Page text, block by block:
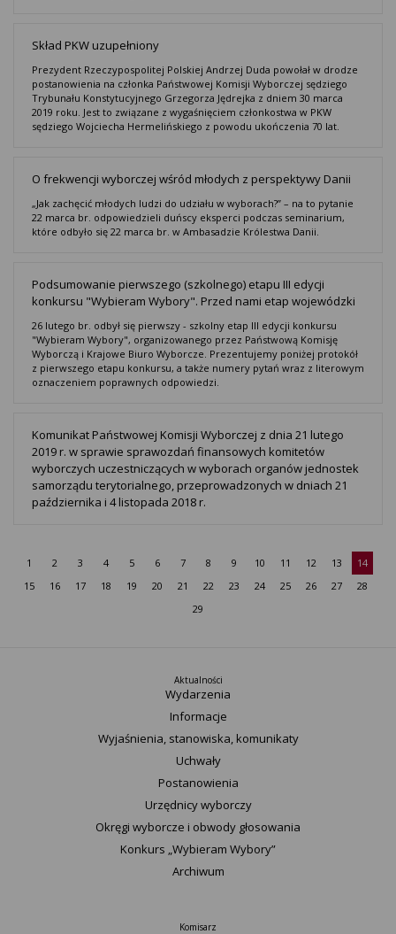
Skład PKW uzupełniony
Prezydent Rzeczypospolitej Polskiej Andrzej Duda powołał w drodze
postanowienia na członka Państwowej Komisji Wyborczej sędziego
Trybunału Konstytucyjnego Grzegorza Jędrejka z dniem 30 marca
2019 roku. Jest to związane z wygaśnięciem członkostwa w PKW
sędziego Wojciecha Hermelińskiego z powodu ukończenia 70 lat.
O frekwencji wyborczej wśród młodych z perspektywy Danii
„Jak zachęcić młodych ludzi do udziału w wyborach?” – na to pytanie
22 marca br. odpowiedzieli duńscy eksperci podczas seminarium,
które odbyło się 22 marca br. w Ambasadzie Królestwa Danii.
Podsumowanie pierwszego (szkolnego) etapu III edycji
konkursu "Wybieram Wybory". Przed nami etap wojewódzki
26 lutego br. odbył się pierwszy - szkolny etap III edycji konkursu
"Wybieram Wybory", organizowanego przez Państwową Komisję
Wyborczą i Krajowe Biuro Wyborcze. Prezentujemy poniżej protokół
z pierwszego etapu konkursu, a także numery pytań wraz z literowym
oznaczeniem poprawnych odpowiedzi.
Komunikat Państwowej Komisji Wyborczej z dnia 21 lutego
2019 r. w sprawie sprawozdań finansowych komitetów
wyborczych uczestniczących w wyborach organów jednostek
samorządu terytorialnego, przeprowadzonych w dniach 21
października i 4 listopada 2018 r.
1 2 3 4 5 6 7 8 9 10 11 12 13
14
15
16 17 18 19 20 21 22 23 24 25 26 27
28
29
Aktualności
Wydarzenia
Informacje
Wyjaśnienia, stanowiska, komunikaty
Uchwały
Postanowienia
Urzędnicy wyborczy
Okręgi wyborcze i obwody głosowania
Konkurs „Wybieram Wybory”
Archiwum
Komisarz